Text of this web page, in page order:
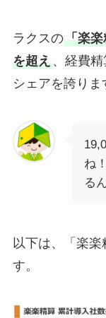
ラクスの「楽
を超え、経費
シェアを誇りま
ね
る
以下は、「楽
す。